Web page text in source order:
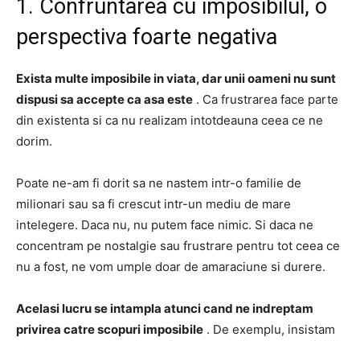
1. Confruntarea cu imposibilul, o
perspectiva foarte negativa
Exista multe imposibilein viata, dar unii oameni nu sunt
dispusi sa accepte ca asa este . Ca frustrarea face parte
din existenta si ca nu realizam intotdeauna ceea ce ne
dorim.
Poate ne-am fi dorit sa ne nastem intr-o familie de
milionari sau sa fi crescut intr-un mediu de mare
intelegere. Daca nu, nu putem face nimic. Si daca ne
concentram pe nostalgie sau frustrare pentru tot ceea ce
nu a fost, ne vom umple doar de amaraciune si durere.
Acelasi lucru se intampla atunci cand ne indreptam
privirea catre scopuriimposibile . De exemplu, insistam